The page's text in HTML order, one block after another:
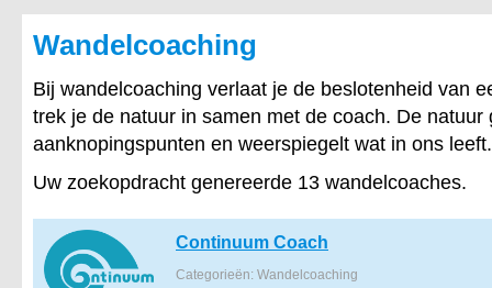
Wandelcoaching
Bij wandelcoaching verlaat je de beslotenheid van
trek je de natuur in samen met de coach. De natuur
aanknopingspunten en weerspiegelt wat in ons leeft.
Uw zoekopdracht genereerde 13 wandelcoaches.
Continuum Coach
Categorieën: Wandelcoaching